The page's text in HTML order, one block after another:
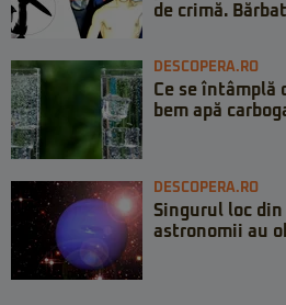
de crimă.
DESCOPERA.RO
Ce se întâmplă
bem apă
DESCOPERA.RO
Singurul loc
astronomii au